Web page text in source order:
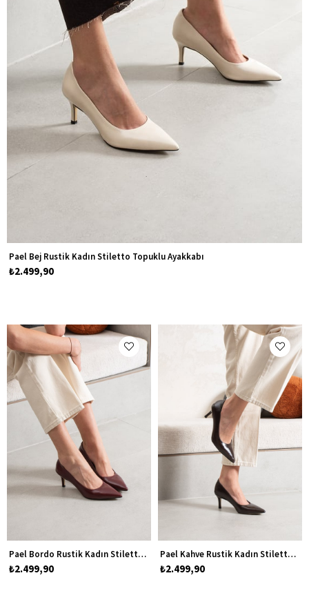
Pael Bej Rustik Kadın Stiletto Topuklu Ayakkabı
₺2.499,90
Pael Bordo Rustik Kadın Stiletto Topuklu Ayakkabı
₺2.499,90
Pael Kahve Rustik Kadın Stiletto Topuklu Ayakkabı
₺2.499,90